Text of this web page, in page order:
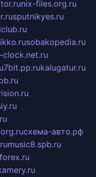
nix-files.org.ru
sputnikyes.ru
sobakopedia.ru
clock.net.ru
7bit.pp.rukalugatur.ru
схема-авто.рф
music8.spb.ru